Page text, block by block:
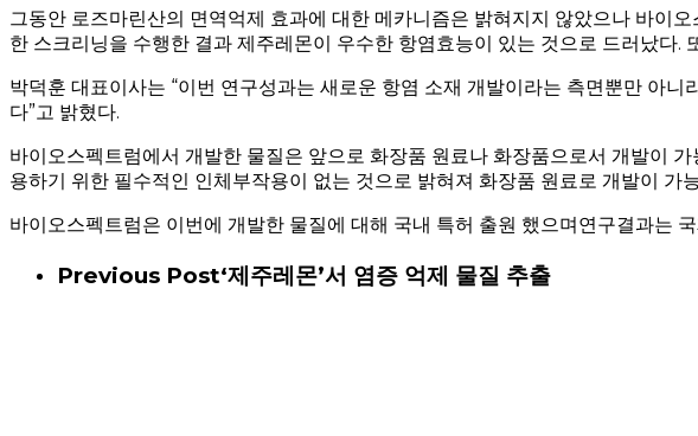
그동안 로즈마린산의 면역억제 효과에 대한 메카니즘은 밝혀지지 않았으나 바이
한 스크리닝을 수행한 결과 제주레몬이 우수한 항염효능이 있는 것으로 드러났다
박덕훈 대표이사는 “이번 연구성과는 새로운 항염 소재 개발이라는 측면뿐만 아
다”고 밝혔다.
바이오스펙트럼에서 개발한 물질은 앞으로 화장품 원료나 화장품으로서 개발이
용하기 위한 필수적인 인체부작용이 없는 것으로 밝혀져 화장품 원료로 개발이 가
바이오스펙트럼은 이번에 개발한 물질에 대해 국내 특허 출원 했으며연구결과
Previous Post‘제주레몬’서 염증 억제 물질 추출